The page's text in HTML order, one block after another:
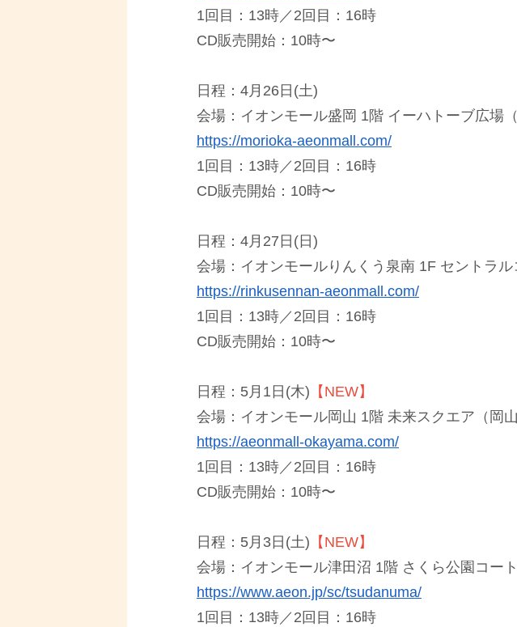
1回⽬：13時／2回⽬：16時
CD販売開始：10時〜
日程：4月26日(土)
会場：イオンモール盛岡 1階 イーハトーブ広場（
https://morioka-aeonmall.com/
1回⽬：13時／2回⽬：16時
CD販売開始：10時〜
日程：4月27日(日)
会場：イオンモールりんくう泉南 1F セントラル
https://rinkusennan-aeonmall.com/
1回⽬：13時／2回⽬：16時
CD販売開始：10時〜
日程：5月1日(木) 【NEW】
会場：イオンモール岡山 1階 未来スクエア（岡山
https://aeonmall-okayama.com/
1回⽬：13時／2回⽬：16時
CD販売開始：10時〜
日程：5月3日(土) 【NEW】
会場：イオンモール津田沼 1階 さくら公園コート
https://www.aeon.jp/sc/tsudanuma/
1回⽬：13時／2回⽬：16時